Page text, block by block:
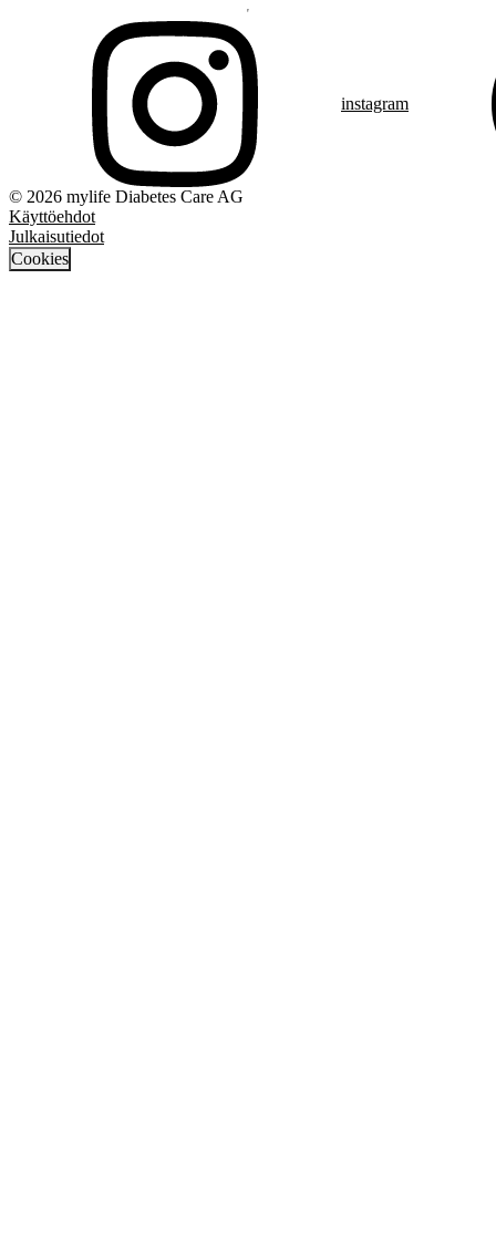
instagram
© 2026 mylife Diabetes Care AG
Käyttöehdot
Julkaisutiedot
Cookies